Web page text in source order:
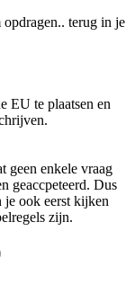
terug in je
EU te plaatsen en
geen enkele vraag
geaccpeteerd. Dus
ook eerst kijken
zijn.